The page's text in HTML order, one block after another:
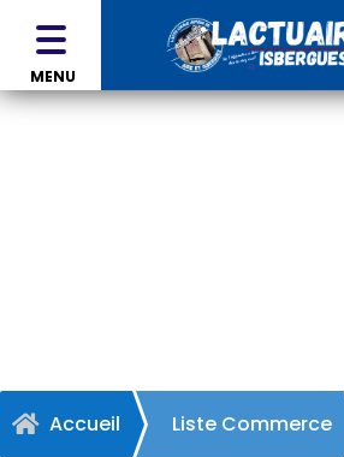
MENU
 Accueil Liste Commerce